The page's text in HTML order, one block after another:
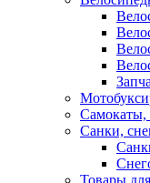
Самокаты,
Санки,